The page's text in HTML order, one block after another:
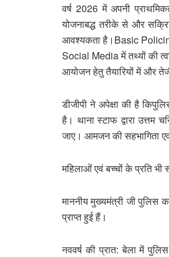
वर्ष 2026 में अपनी
योजनाबद्ध तरीके से और
आवश्यकता है।Basic Policing
Social Media में तथ्यों की
आयोजन हेतु तैयारियों में और
डीजीपी ने अपेक्षा की है
है। थाना स्टाफ द्वारा उत्तम
जाए। आमजन की सहभागिता एवं
महिलाओं एवं बच्चों के प्रति भी
माननीय मुख्यमंत्री जी पुलिस
प्राप्त हुई हैं।
नववर्ष की प्रात: बेला में